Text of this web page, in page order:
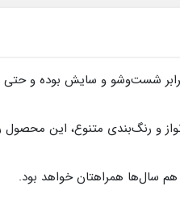
شست‌وشو و سایش بوده و حتی
و رنگ‌بندی متنوع، این محصول
سال‌ها همراهتان خواهد بود.